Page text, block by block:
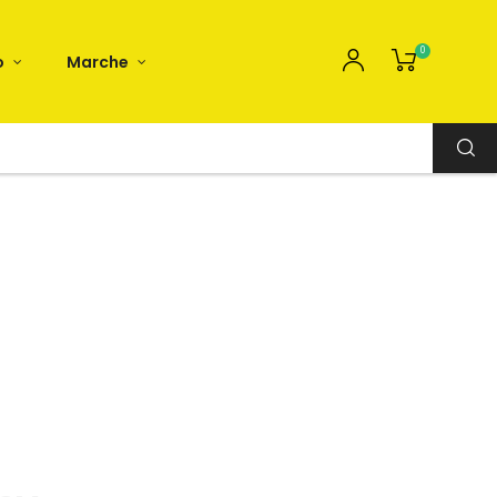
Marche
0